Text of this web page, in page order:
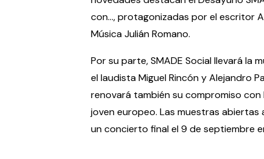
con..., protagonizadas por el escritor
Música Julián Romano.
Por su parte, SMADE Social llevará la
el laudista Miguel Rincón y Alejandro
renovará también su compromiso
joven europeo. Las muestras
un concierto final el 9 de septiembre